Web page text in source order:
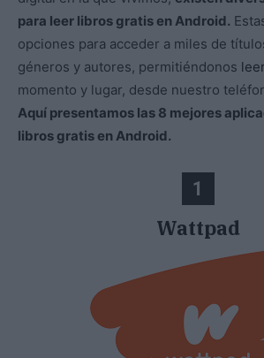
para leer libros gratis en Android.
opciones para acceder a miles de
géneros y autores, permitiéndonos leer
momento y lugar, desde nuestro
Aquí presentamos las 8 mejores
libros gratis en Android.
1
Wattpad